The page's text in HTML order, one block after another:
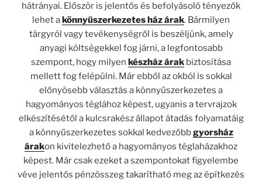
hátrányai. Először is jelentős és befolyásoló tényezők
lehet akönnyűszerkezetes ház árak. Bármilyen
tárgyról vagy tevékenységről is beszéljünk, amely
anyagi költségekkel fog járni, a legfontosabb
szempont, hogy milyen készház árak biztosítása
mellett fog felépülni. Már ebből az okból is sokkal
előnyösebb választás a könnyűszerkezetes a
hagyományos téglához képest, ugyanis a tervrajzok
elkészítésétől a kulcsrakész állapot átadás folyamatáig
a könnyűszerkezetes sokkal kedvezőbbgyorsház
árakon kivitelezhető a hagyományos téglaházakhoz
képest. Már csak ezeket a szempontokat figyelembe
véve jelentős pénzösszeg takarítható meg az építkezés